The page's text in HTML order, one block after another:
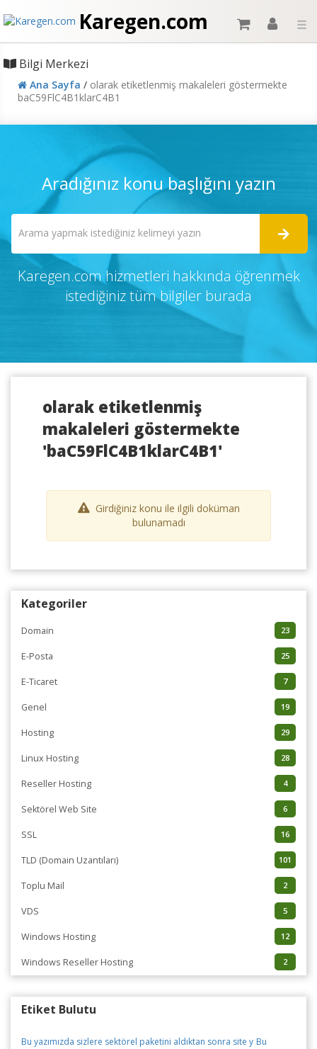
Karegen.com ☰
Bilgi Merkezi
Ana Sayfa / olarak etiketlenmiş makaleleri göstermekte
baC59FlC4B1klarC4B1
Aradığınız konu başlığını yazın
Karegen.com hizmetleri hakkında öğrenmek
istediğiniz tüm bilgiler burada
olarak etiketlenmiş
makaleleri göstermekte
'baC59FlC4B1klarC4B1'
Girdiğiniz konu ile ilgili doküman
bulunamadı
Kategoriler
23
Domain
25
E-Posta
7
E-Ticaret
19
Genel
29
Hosting
28
Linux Hosting
4
Reseller Hosting
6
Sektörel Web Site
16
SSL
101
TLD (Domain Uzantıları)
2
Toplu Mail
5
VDS
12
Windows Hosting
2
Windows Reseller Hosting
Etiket Bulutu
Bu yazımızda sizlere sektörel paketini aldıktan sonra site y Bu